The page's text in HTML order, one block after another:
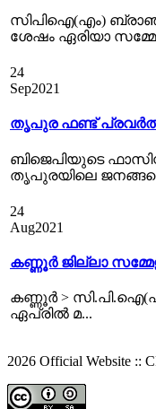
സിപിഐ(എം)
ശേഷം ഏരിയാ
24
Sep2021
തൃപുര ഫണ്ട്
ബിജെപിയുടെ
തൃപുരയിലെ
24
Aug2021
കണ്ണൂർ ജില്ലാ
കണ്ണൂര്‍ >
ഏപ്രില്‍ മ...
2026 Official Website ::